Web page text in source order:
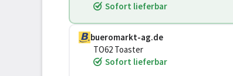
Sofort lieferbar
bueromarkt-ag.de
TO62 Toaster
Sofort lieferbar